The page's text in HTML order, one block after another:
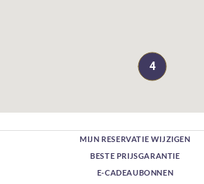
4
MIJN RESERVATIE WIJZIGEN
BESTE PRIJSGARANTIE
E-CADEAUBONNEN